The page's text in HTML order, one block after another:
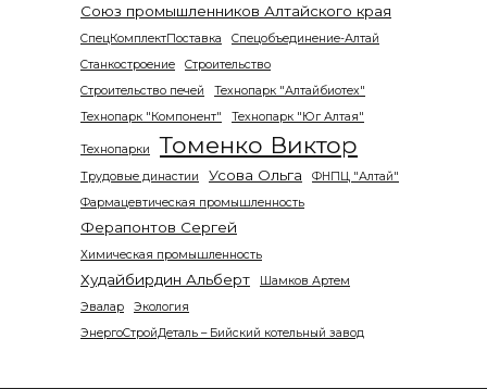
Союз промышленников Алтайского края
СпецКомплектПоставка
Спецобъединение-Алтай
Станкостроение
Строительство
Строительство печей
Технопарк "Алтайбиотех"
Технопарк "Компонент"
Технопарк "Юг Алтая"
Технопарки Томенко Виктор
Трудовые династии Усова Ольга
ФНПЦ "Алтай"
Фармацевтическая промышленность
Ферапонтов Сергей
Химическая промышленность
Худайбирдин Альберт
Шамков Артем
Эвалар
Экология
ЭнергоСтройДеталь – Бийский котельный завод